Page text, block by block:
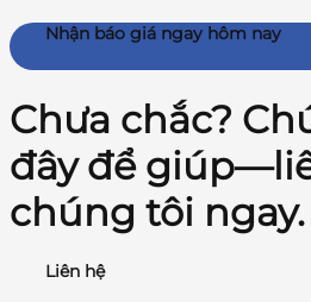
Nhận báo giá ngay hôm nay
Chưa chắc?
đây để
chúng tôi ngay.
Liên hệ